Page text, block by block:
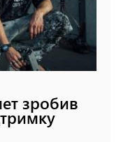
зробив